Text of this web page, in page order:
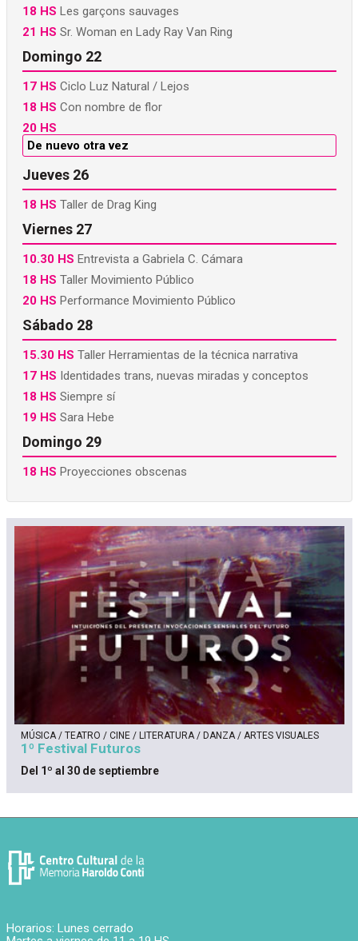
18 HS Les garçons sauvages
21 HS Sr. Woman en Lady Ray Van Ring
Domingo 22
17 HS Ciclo Luz Natural / Lejos
18 HS Con nombre de flor
20 HS
De nuevo otra vez
Jueves 26
18 HS Taller de Drag King
Viernes 27
10.30 HS Entrevista a Gabriela C. Cámara
18 HS Taller Movimiento Público
20 HS Performance Movimiento Público
Sábado 28
15.30 HS Taller Herramientas de la técnica narrativa
17 HS Identidades trans, nuevas miradas y conceptos
18 HS Siempre sí
19 HS Sara Hebe
Domingo 29
18 HS Proyecciones obscenas
MÚSICA / TEATRO / CINE / LITERATURA / DANZA / ARTES VISUALES
1º Festival Futuros
Del 1º al 30 de septiembre
Horarios: Lunes cerrado